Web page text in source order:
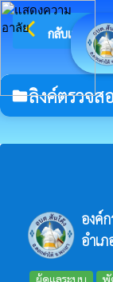
arrow_back_ios กลับเมนูหลัก
folderลิงค์ตรวจส
องค์
อำเ